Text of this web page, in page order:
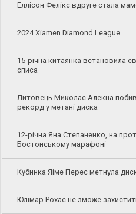
Еллісон Фелікс вдруге стала
2024 Xiamen Diamond League
15-річна китаянка встановила
списа
Литовець Миколас Алекна
рекорд у метані диска
12-річна Яна Степаненко, на
Бостонському марафоні
Кубинка Яіме Перес метнула
Юлімар Рохас не зможе